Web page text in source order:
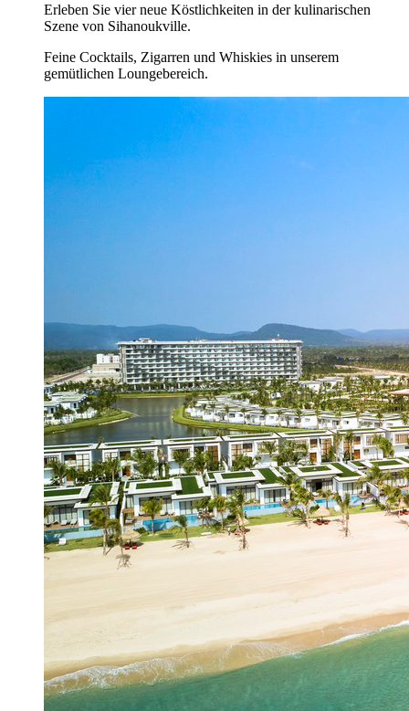
Erleben Sie vier neue Köstlichkeiten in der kulinarischen
Szene von Sihanoukville.
Feine Cocktails, Zigarren und Whiskies in unserem
gemütlichen Loungebereich.